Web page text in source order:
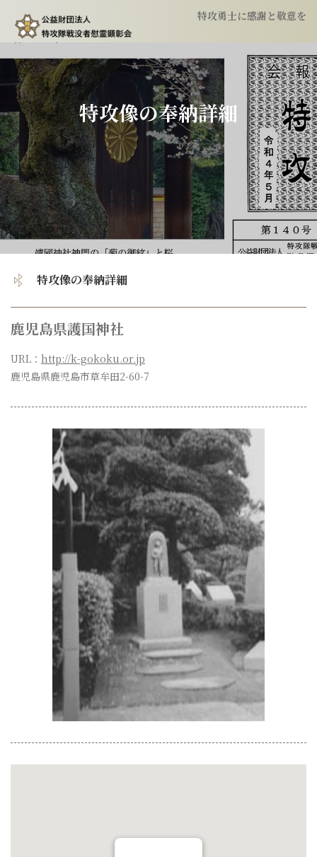
特攻勇士に感謝と敬意を
トップ
顕彰会について
特攻隊について
慰霊祭のご案内
特攻像の奉納
会報
入会・各種お申込
特攻像の奉納詳細
特攻像の奉納詳細
鹿児島県護国神社
URL： http://k-gokoku.or.jp
鹿児島県鹿児島市草牟田2-60-7